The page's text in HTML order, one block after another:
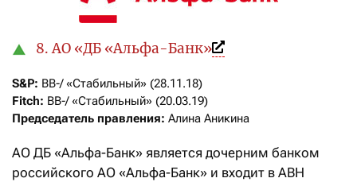
8. АО «ДБ «Альфа-Банк»
S&P:
Fitch:
Председатель правления: Алина Аникина
АО ДБ «Альфа-Банк» является дочерним банком
российского АО «Альфа-Банк» и входит в ABH